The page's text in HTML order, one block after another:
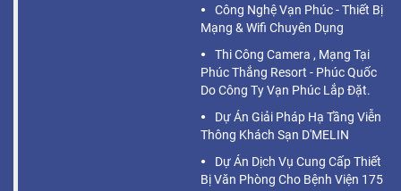
Công Nghệ Vạn Phúc - Thiết Bị
Mạng & Wifi Chuyên Dụng
Thi Công Camera , Mạng Tại
Phúc Thắng Resort - Phúc Quốc
Do Công Ty Vạn Phúc Lắp Đặt.
Dự Án Giải Pháp Hạ Tầng Viễn
Thông Khách Sạn D'MELIN
Dự Án Dịch Vụ Cung Cấp Thiết
Bị Văn Phòng Cho Bệnh Viện 175